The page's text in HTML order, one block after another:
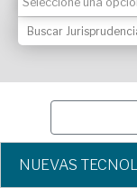
NUEVAS